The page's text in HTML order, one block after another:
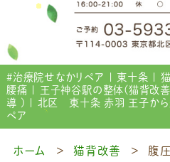
#治療院せなかリペア | 東十条 |
腰痛 | 王子神谷駅の整体(猫背改善
導 ) | 北区 東十条 赤羽 王子から
ペア
ホーム 猫背改善 腹